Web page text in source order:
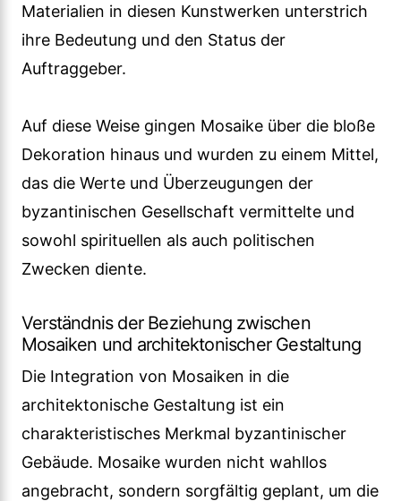
Materialien in diesen Kunstwerken unterstrich
ihre Bedeutung und den Status der
Auftraggeber.
Auf diese Weise gingen Mosaike über die bloße
Dekoration hinaus und wurden zu einem Mittel,
das die Werte und Überzeugungen der
byzantinischen Gesellschaft vermittelte und
sowohl spirituellen als auch politischen
Zwecken diente.
Verständnis der Beziehung zwischen
Mosaiken und architektonischer Gestaltung
Die Integration von Mosaiken in die
architektonische Gestaltung ist ein
charakteristisches Merkmal byzantinischer
Gebäude. Mosaike wurden nicht wahllos
angebracht, sondern sorgfältig geplant, um die